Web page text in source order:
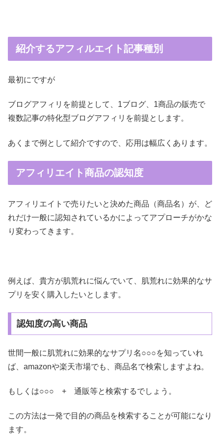
紹介するアフィルエイト記事種別
最初にですが
ブログアフィリを前提として、1ブログ、1商品の販売で
複数記事の特化型ブログアフィリを前提とします。
あくまで例として紹介ですので、応用は幅広くあります。
アフィリエイト商品の認知度
アフィリエイトで売りたいと決めた商品（商品名）が、ど
れだけ一般に認知されているかによってアプローチがかな
り変わってきます。
例えば、貴方が肌荒れに悩んでいて、肌荒れに効果的なサ
プリを安く購入したいとします。
認知度の高い商品
世間一般に肌荒れに効果的なサプリ名○○○を知っていれ
ば、amazonや楽天市場でも、商品名で検索しますよね。
もしくは○○○ + 通販等と検索するでしょう。
この方法は一発で目的の商品を検索することが可能になり
ます。